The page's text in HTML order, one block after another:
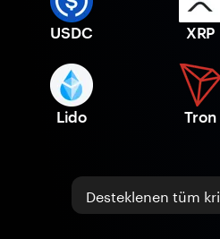
USDC XRP
Lido Tron
Desteklenen tüm